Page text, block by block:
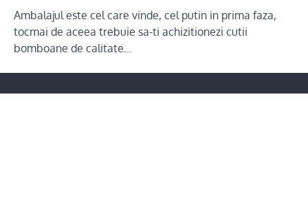
Ambalajul este cel care vinde, cel putin in prima faza,
tocmai de aceea trebuie sa-ti achizitionezi cutii
bomboane de calitate…